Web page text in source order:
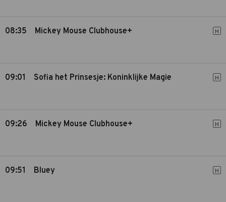
08:35 Mickey Mouse Clubhouse+ H
09:01 Sofia het Prinsesje: Koninklijke Magie H
09:26 Mickey Mouse Clubhouse+ H
09:51 Bluey H